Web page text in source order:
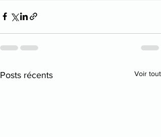
Posts récents Voir tout